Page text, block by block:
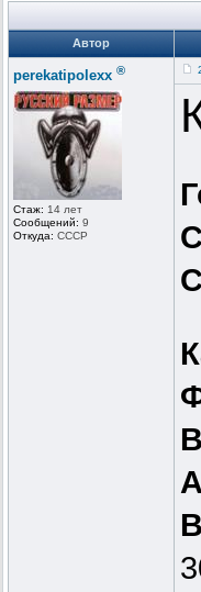
Автор
perekatipolexx ®
Стаж: 14 лет
Сообщений: 9
Откуда: СССР